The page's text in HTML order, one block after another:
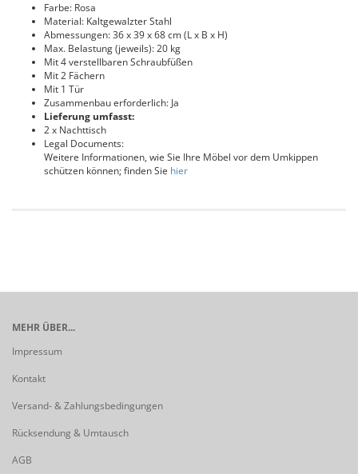
Farbe: Rosa
Material: Kaltgewalzter Stahl
Abmessungen: 36 x 39 x 68 cm (L x B x H)
Max. Belastung (jeweils): 20 kg
Mit 4 verstellbaren Schraubfüßen
Mit 2 Fächern
Mit 1 Tür
Zusammenbau erforderlich: Ja
Lieferung umfasst:
2 x Nachttisch
Legal Documents:
Weitere Informationen, wie Sie Ihre Möbel vor dem Umkippen
schützen können; finden Sie hier
MEHR ÜBER...
Impressum
Kontakt
Versand- & Zahlungsbedingungen
Rücksendung & Umtausch
AGB